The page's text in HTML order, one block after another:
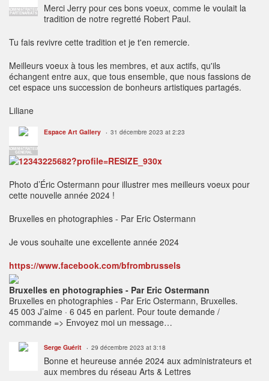
ADMINISTRATEUR
PARTENARIATS
Merci Jerry pour ces bons voeux, comme le voulait la
tradition de notre regretté Robert Paul.
Tu fais revivre cette tradition et je t'en remercie.
Meilleurs voeux à tous les membres, et aux actifs, qu'ils
échangent entre aux, que tous ensemble, que nous fassions de
cet espace uns succession de bonheurs artistiques partagés.
Liliane
ADMINISTRATEUR
GENERAL
Espace Art Gallery 31 décembre 2023 at 2:23
Photo d’Éric Ostermann pour illustrer mes meilleurs voeux pour
cette nouvelle année 2024 !
Bruxelles en photographies - Par Eric Ostermann
Je vous souhaite une excellente année 2024
https://www.facebook.com/bfrombrussels
Bruxelles en photographies - Par Eric Ostermann
Bruxelles en photographies - Par Eric Ostermann, Bruxelles.
45 003 J’aime · 6 045 en parlent. Pour toute demande /
commande => Envoyez moi un message…
Serge Guérit 29 décembre 2023 at 3:18
Bonne et heureuse année 2024 aux administrateurs et
aux membres du réseau Arts & Lettres